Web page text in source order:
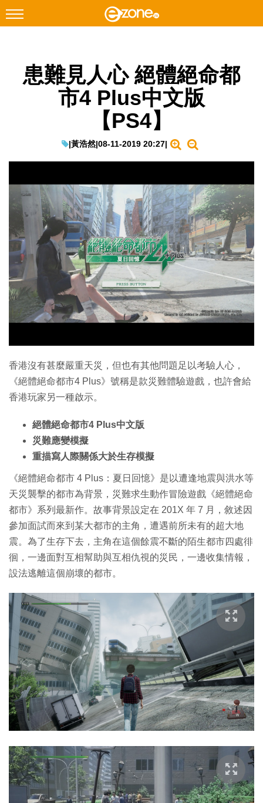
Facebook Instagram
教學評測
EduTech
IT Times
生成式AI與雲端應用
Enterprise Digital Transformation
特集
患難見人心 絕體絕命都
市4 Plus中文版
【PS4】
|黃浩然|08-11-2019 20:27|
香港沒有甚麼嚴重天災，但也有其他問題足以考驗人心，
《絕體絕命都市4 Plus》號稱是款災難體驗遊戲，也許會給
香港玩家另一種啟示。
絕體絕命都市4 Plus中文版
災難應變模擬
重描寫人際關係大於生存模擬
《絕體絕命都市 4 Plus：夏日回憶》是以遭逢地震與洪水等
天災襲擊的都市為背景，災難求生動作冒險遊戲《絕體絕命
都市》系列最新作。故事背景設定在 201X 年 7 月，敘述因
參加面試而來到某大都市的主角，遭遇前所未有的超大地
震。為了生存下去，主角在這個餘震不斷的陌生都市四處徘
徊，一邊面對互相幫助與互相仇視的災民，一邊收集情報，
設法逃離這個崩壞的都市。